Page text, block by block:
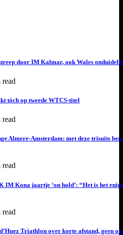
door IM Kalmar, ook Wales
read
tóch op tweede WTCS-titel
read
Almere-Amsterdam: met deze trisuits ben
read
IM Kona jaartje ‘on hold’: “Het is het
read
Triathlon over korte afstand, geen